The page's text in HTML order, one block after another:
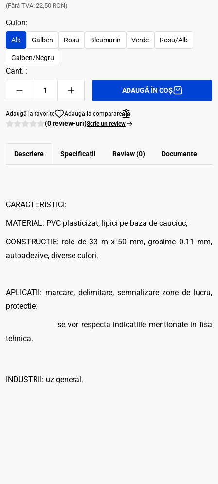
(Fără TVA: 22,50 RON)
Culori:
Alb Galben Rosu Bleumarin Verde Rosu/Alb
Galben/Negru
Cant. :
ADAUGĂ ÎN COȘ
Adaugă la favorite Adaugă la comparare
(0 review-uri)Scrie un review
Descriere Specificații Review (0) Documente
CARACTERISTICI:
MATERIAL: PVC plasticizat, lipici pe baza de cauciuc;
CONSTRUCTIE: role de 33 m x 50 mm, grosime 0.11 mm,
autoadezive, diverse culori.
APLICATII: marcare, delimitare, semnalizare zone de lucru,
protectie;
se vor respecta indicatiile mentionate in fisa
tehnica.
INDUSTRII: uz general.